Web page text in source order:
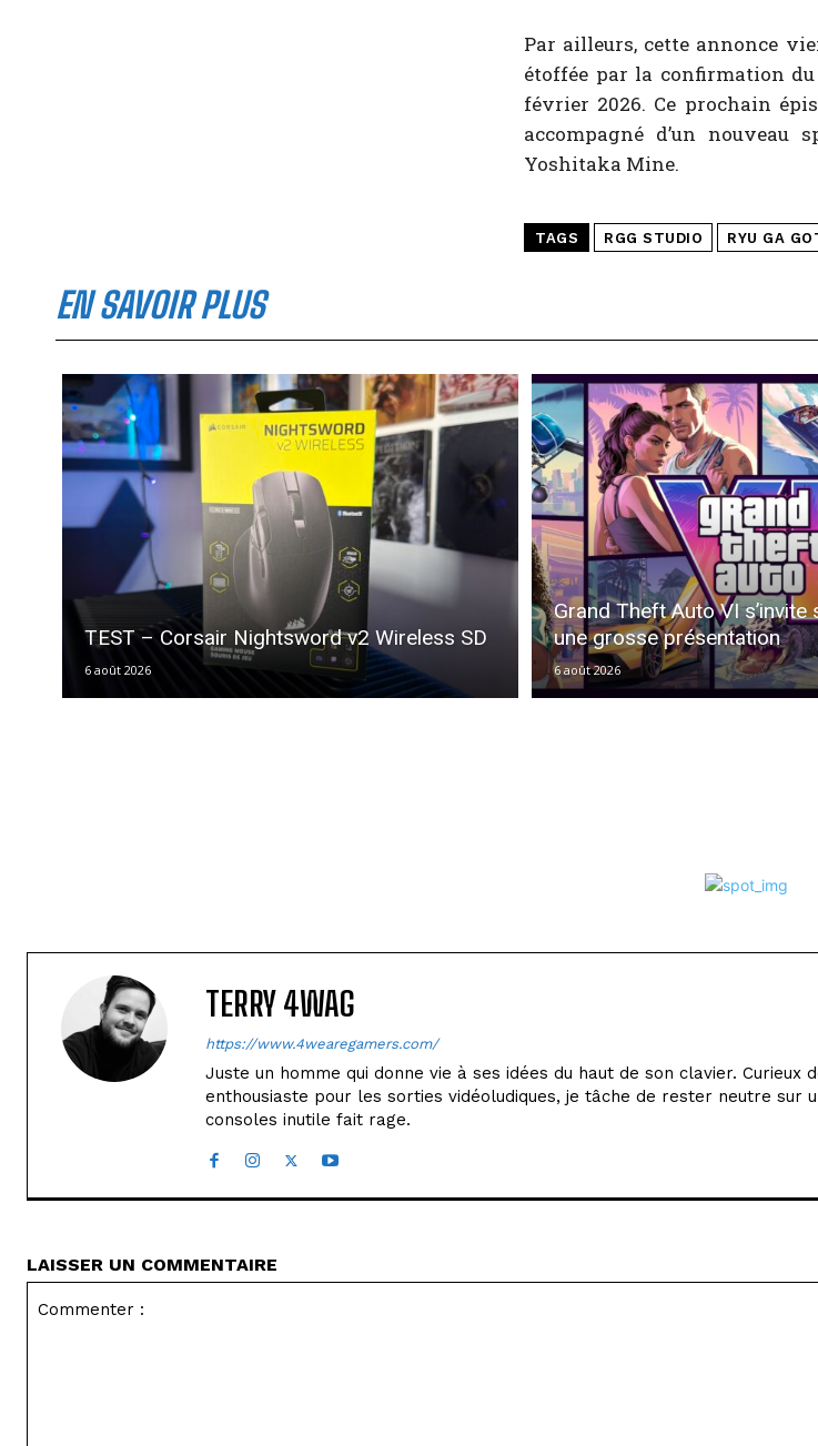
Par ailleurs, cette annonce
étoffée par la confirmation
février 2026. Ce prochain
accompagné d’un nouveau
Yoshitaka Mine.
TAGS RGG STUDIO RYU GA
EN SAVOIR PLUS
TEST – Corsair Nightsword v2 Wireless SD
6 août 2026
Grand Theft Auto VI
une grosse présentation
6 août 2026
TERRY 4WAG
https://www.4wearegamers.com/
Juste un homme qui donne vie à ses idées du haut de son clavier. Curieux
enthousiaste pour les sorties vidéoludiques, je tâche de rester neutre sur
consoles inutile fait rage.
LAISSER UN COMMENTAIRE